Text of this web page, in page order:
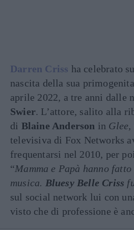
Darren Criss ha celebrato su
nascita della sua
aprile 2022, a tre anni dalle
Swier. L’attore, salito alla
di Blaine Anderson in Glee,
televisiva di Fox Networks
frequentarsi nel 2010, per
“Mamma e Papà hanno
musica. Bluesy Belle Criss
sul social network lui con
visto che di professione è